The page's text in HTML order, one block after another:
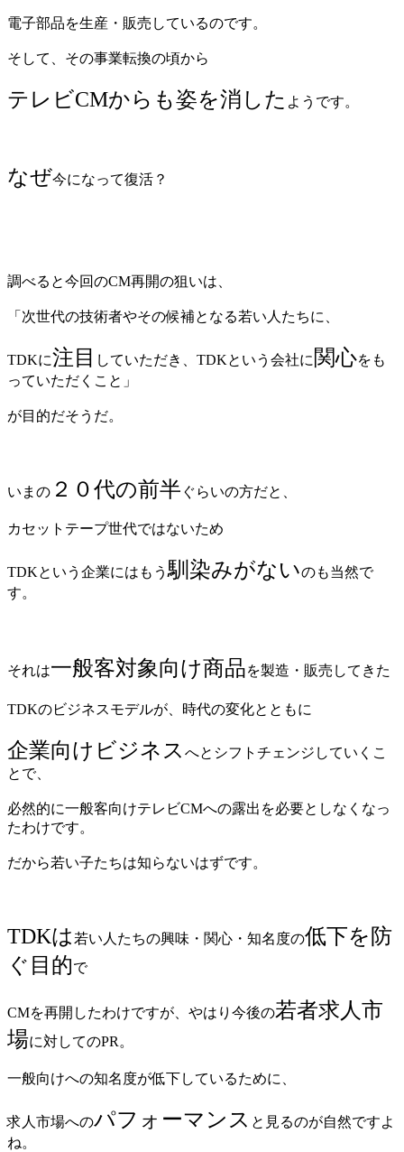
電子部品を生産・販売しているのです。
そして、その事業転換の頃から
テレビCMからも姿を消した ようです。
なぜ今になって復活？
調べると今回のCM再開の狙いは、
「次世代の技術者やその候補となる若い人たちに、
TDKに注目 していただき、TDKという会社に 関心をも
っていただくこと」
が目的だそうだ。
いまの ２０代の前半 ぐらいの方だと、
カセットテープ世代ではないため
TDKという企業にはもう馴染みがないのも当然で
す。
それは一般客対象向け商品を製造・販売してきた
TDKのビジネスモデルが、時代の変化とともに
企業向けビジネス へとシフトチェンジしていくこ
とで、
必然的に一般客向けテレビCMへの露出を必要としなくなっ
たわけです。
だから若い子たちは知らないはずです。
TDKは 若い人たちの興味・関心・知名度の低下を防
ぐ目的で
CMを再開したわけですが、やはり今後の若者求人市
場に対してのPR。
一般向けへの知名度が低下しているために、
求人市場へのパフォーマンス と見るのが自然ですよ
ね。